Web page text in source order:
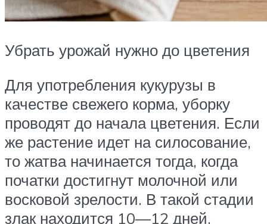
Убрать урожай нужно до цветения
Для употребления кукурузы в
качестве свежего корма, уборку
проводят до начала цветения. Если
же растение идет на силосование,
то жатва начинается тогда, когда
початки достигнут молочной или
восковой зрелости. В такой стадии
злак находится 10—12 дней,